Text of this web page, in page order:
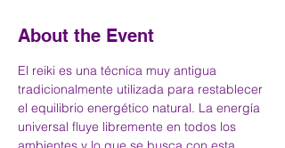
About the Event
El reiki es una técnica muy antigua
tradicionalmente utilizada para restablecer
el equilibrio energético natural. La energía
universal fluye libremente en todos los